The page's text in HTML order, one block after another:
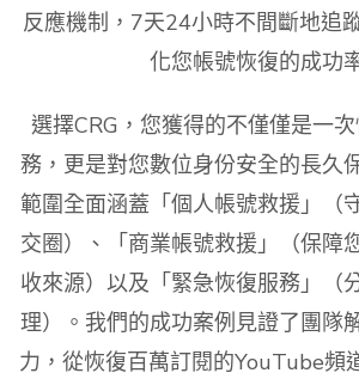
反應機制，7天24小時不間斷地追
化您帳號恢復的成功
選擇CRG，您獲得的不僅僅是一
務，更是對您數位身份安全的長久
範圍全面涵蓋「個人帳號救援」（
交圈）、「商業帳號救援」（保障
收來源）以及「緊急恢復服務」（
理）。我們的成功案例見證了團隊
力，從恢復百萬訂閱的YouTube頻